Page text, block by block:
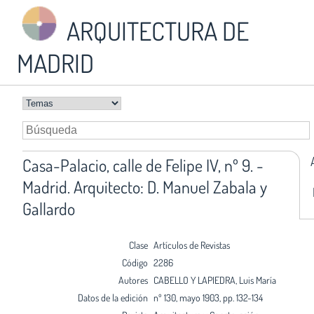
ARQUITECTURA DE
MADRID
Casa-Palacio, calle de Felipe IV, nº 9. -
Madrid. Arquitecto: D. Manuel Zabala y
Gallardo
Clase Artículos de Revistas
Código 2286
Autores CABELLO Y LAPIEDRA, Luis María
Datos de la edición nº 130, mayo 1903, pp. 132-134